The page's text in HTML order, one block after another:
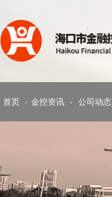
首页 - 金控资讯 - 公司动态